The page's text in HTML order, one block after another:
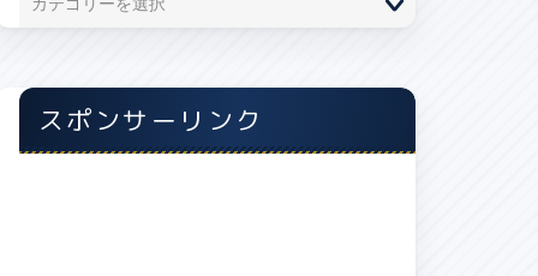
スポンサーリンク